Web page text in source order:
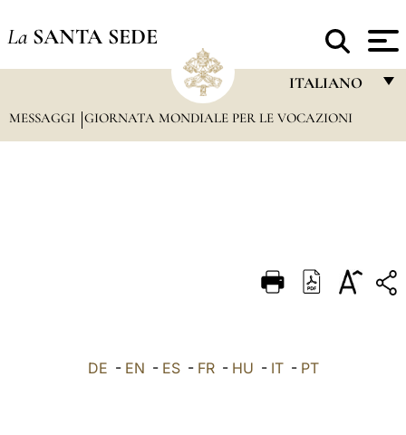
La SANTA SEDE
ITALIANO
FRANÇAIS
DEUTSCH
العربيّة
MESSAGGI GIORNATA MONDIALE PER LE VOCAZIONI
DE - EN - ES- FR- HU - IT- PT